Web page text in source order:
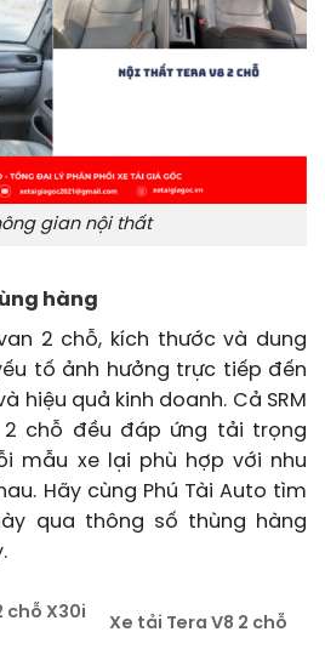
gian nội thất
hàng
2 chỗ, kích thước và dung
tố ảnh hưởng trực tiếp đến
hiệu quả kinh doanh. Cả SRM
2 chỗ đều đáp ứng tải trọng
mẫu xe lại phù hợp với nhu
Hãy cùng Phú Tài Auto tìm
qua thông số thùng hàng
chỗ X30i
Xe tải Tera V8 2 chỗ